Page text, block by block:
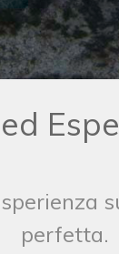
perfetta.